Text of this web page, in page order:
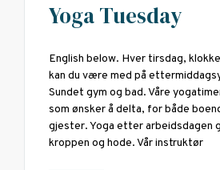
Yoga Tuesday
English below. Hver tirsdag,
kan du være med på
Sundet gym og bad. Våre
som ønsker å delta, for både
gjester. Yoga etter arbeidsdagen
kroppen og hode. Vår instruktør